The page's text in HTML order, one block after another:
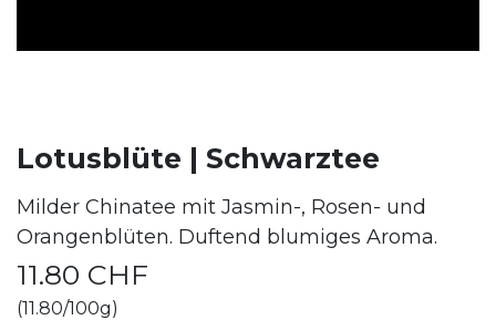
Lotusblüte | Schwarztee
Milder Chinatee mit Jasmin-, Rosen- und
Orangenblüten. Duftend blumiges Aroma.
11.80 CHF
(11.80/100g)